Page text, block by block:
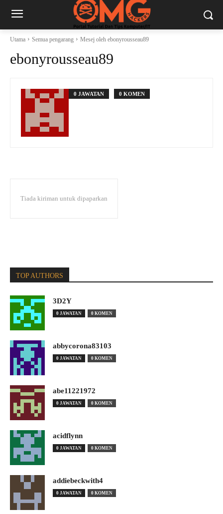
Utama Semua pengarang Mesej oleh ebonyrousseau89
ebonyrousseau89
0 JAWATAN 0 KOMEN
Tiada kiriman untuk dipaparkan
TOP AUTHORS
3D2Y
0 JAWATAN 0 KOMEN
abbycorona83103
0 JAWATAN 0 KOMEN
abe11221972
0 JAWATAN 0 KOMEN
acidflynn
0 JAWATAN 0 KOMEN
addiebeckwith4
0 JAWATAN 0 KOMEN